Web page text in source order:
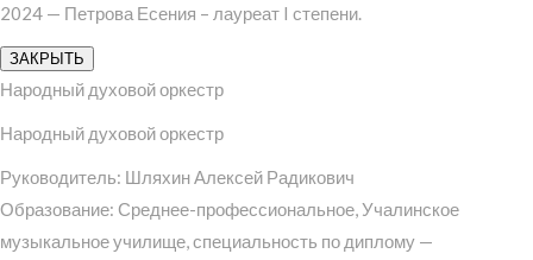
2024 — Петрова Есения – лауреат I степени.
ЗАКРЫТЬ
Народный духовой оркестр
Народный духовой оркестр
Руководитель: Шляхин Алексей Радикович
Образование: Среднее-профессиональное, Учалинское
музыкальное училище, специальность по диплому —